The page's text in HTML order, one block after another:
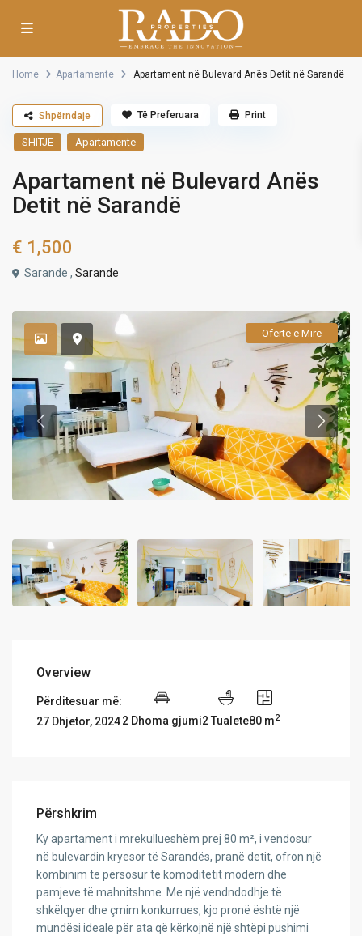
Home Apartamente Apartament në Bulevard Anës Detit në Sarandë
SHITJE Apartamente
Apartament në Bulevard Anës
Detit në Sarandë
€ 1,500
Sarande ,Sarande
Shpërndaje Të Preferuara Print
Oferte e Mire
Overview
Përditesuar më:
27 Dhjetor, 20242 Dhoma gjumi2 Tualete80 m2
Përshkrim
Ky apartament i mrekullueshëm prej 80 m², i vendosur
në bulevardin kryesor të Sarandës, pranë detit, ofron një
kombinim të përsosur të komoditetit modern dhe
pamjeve të mahnitshme. Me një vendndodhje të
shkëlqyer dhe çmim konkurrues, kjo pronë është një
mundësi ideale për ata që kërkojnë një shtëpi pushimi